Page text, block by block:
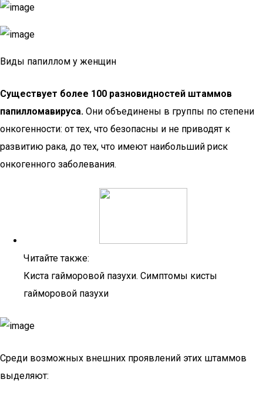
Виды папиллом у женщин
Существует более 100 разновидностей штаммов
папилломавируса. Они объединены в группы по степени
онкогенности: от тех, что безопасны и не приводят к
развитию рака, до тех, что имеют наибольший риск
онкогенного заболевания.
Читайте также:
Киста гайморовой пазухи. Симптомы кисты
гайморовой пазухи
Среди возможных внешних проявлений этих штаммов
выделяют: